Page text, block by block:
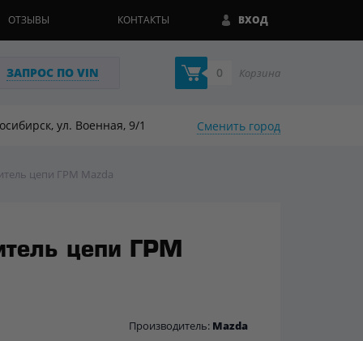
ВХОД
ОТЗЫВЫ КОНТАКТЫ
ЗАПРОС ПО VIN 0 Корзина
ул. Военная, 9/1 Сменить город
цепи ГРМ Mazda
цепи ГРМ
Производитель: Mazda